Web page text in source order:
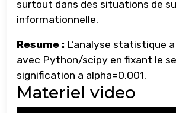
surtout dans des situations de
informationnelle.
Resume : L’analyse statistique
avec Python/scipy en fixant le
signification a alpha=0.001.
Materiel video